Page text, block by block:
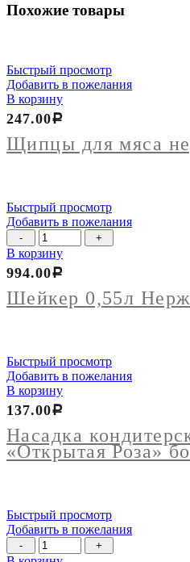
Похожие товары
Быстрый просмотр
Добавить в пожелания
В корзину
Щипцы для мяса
247.00Р
Быстрый просмотр
Добавить в пожелания
Количество
товара
Шейкер
0,55л
Нерж
В корзину
Шейкер 0,55л Нерж
994.00Р
Быстрый просмотр
Добавить в пожелания
В корзину
Насадка
«Открытая Роза»
137.00Р
Быстрый просмотр
Добавить в пожелания
Количество
товара